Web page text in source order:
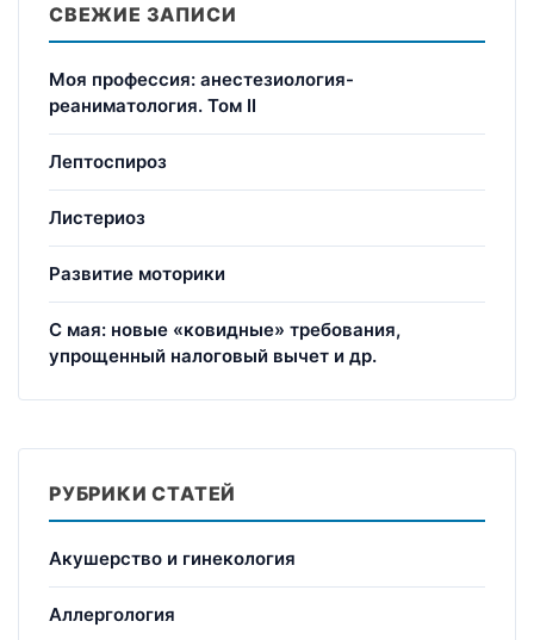
СВЕЖИЕ ЗАПИСИ
Моя профессия: анестезиология-
реаниматология. Том II
Лептоспироз
Листериоз
Развитие моторики
С мая: новые «ковидные» требования,
упрощенный налоговый вычет и др.
РУБРИКИ СТАТЕЙ
Акушерство и гинекология
Аллергология